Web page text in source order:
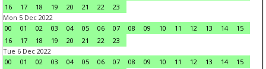
16
17 18 19 20 21 22
23
Mon 5 Dec 2022
00
01 02 03 04 05 06 07 08 09 10 11 12 13 14
15
16
17 18 19 20 21 22
23
Tue 6 Dec 2022
00
01 02 03 04 05 06 07 08 09 10 11 12 13 14
15